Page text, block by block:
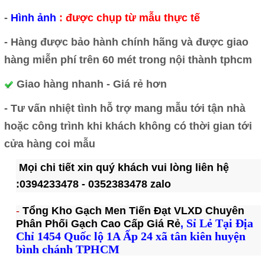
- Hình ảnh : được chụp từ mẫu thực tế
- Hàng được bảo hành chính hãng và được giao
hàng miễn phí trên 60 mét trong nội thành tphcm
Giao hàng nhanh - Giá rẻ hơn
- Tư vấn nhiệt tình hỗ trợ mang mẫu tới tận nhà
hoặc công trình khi khách không có thời gian tới
cửa hàng coi mẫu
Mọi chi tiết xin quý khách vui lòng liên hệ
:0394233478 - 0352383478 zalo
- Tổng Kho Gạch Men Tiến Đạt VLXD Chuyên
Phân Phối Gạch Cao Cấp Giá Rẻ, Sỉ Lẻ Tại Địa
Chỉ 1454 Quốc lộ 1A Ấp 24 xã tân kiên huyện
bình chánh TPHCM